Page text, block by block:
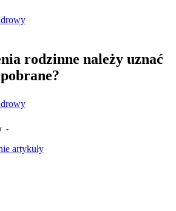
rodzinne należy uznać
artykuły